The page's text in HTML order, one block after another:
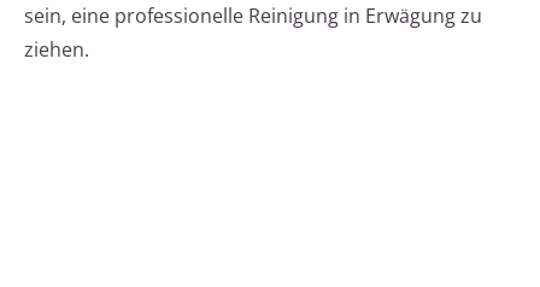
sein, eine professionelle Reinigung in Erwägung zu
ziehen.